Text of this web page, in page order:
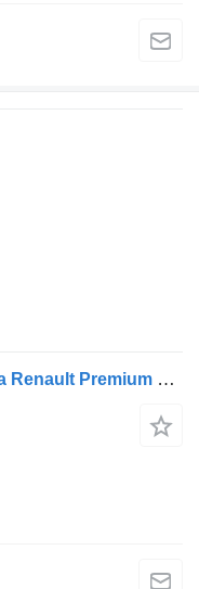
5010613214 caja de cambios para Renault Premium 2005>2013 camión